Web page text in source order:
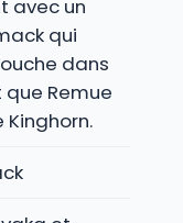
avec un
qui
dans
Remue